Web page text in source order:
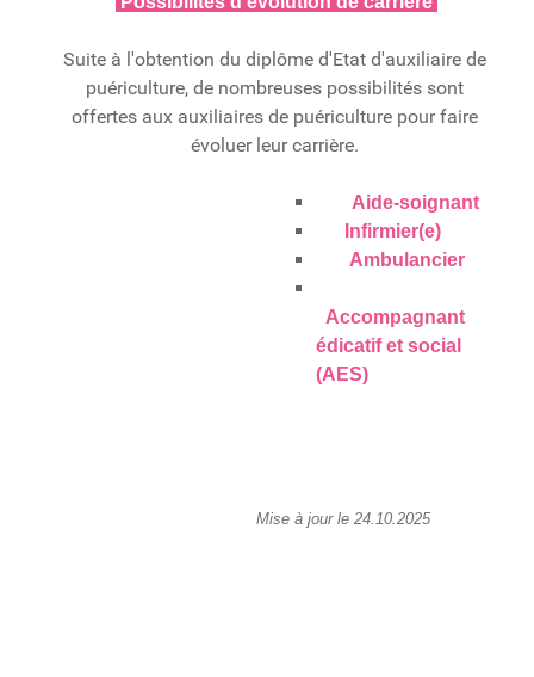
Suite à l'obtention du diplôme d'Etat d'auxiliaire de
puériculture, de nombreuses possibilités sont
offertes aux auxiliaires de puériculture pour faire
évoluer leur carrière.
Aide-soignant
Infirmier(e)
Ambulancier
Accompagnant
édicatif et social
(AES)
Mise à jour le 24.10.2025